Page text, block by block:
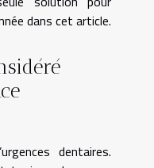
dans cet article.
dentaires.